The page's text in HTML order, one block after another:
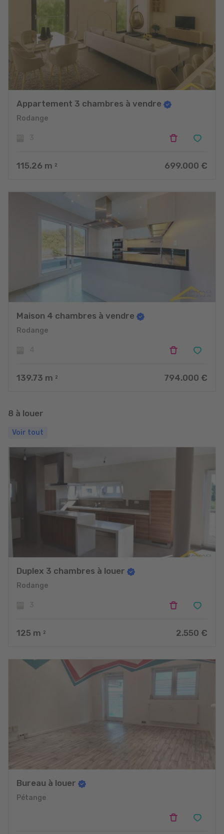
Appartement 3 chambres à vendre
Rodange
115.26 m 2 699.000 €
Maison 4 chambres à vendre
Rodange
139.73 m 2 794.000 €
8 à louer
Voir tout
Duplex 3 chambres à louer
Rodange
125 m 2 2.550 €
Bureau à louer
Pétange